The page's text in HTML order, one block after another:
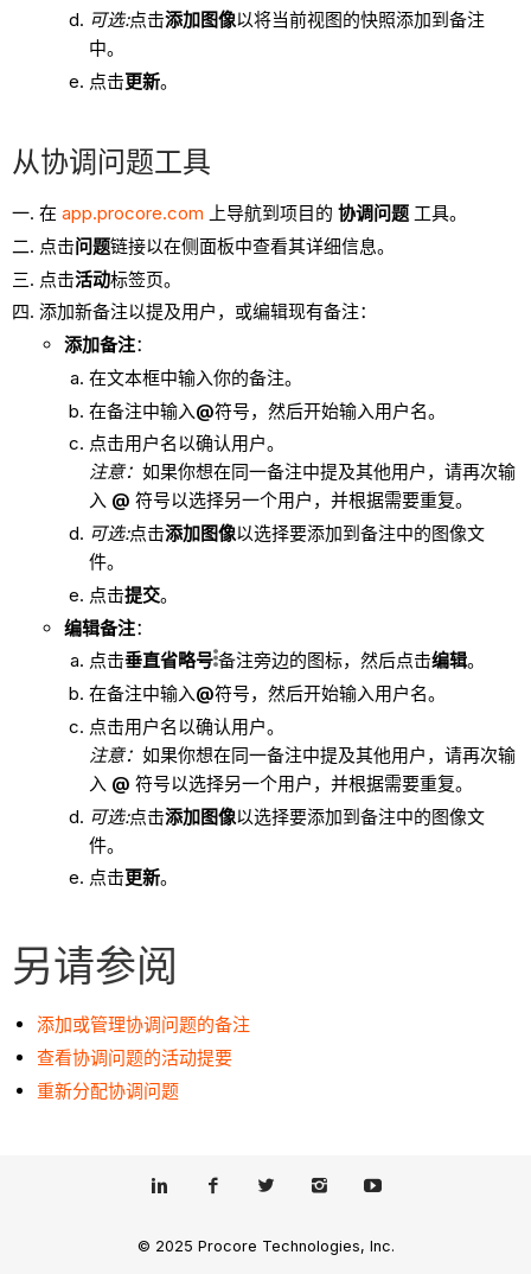
可选:点击添加图像以将当前视图的快照添加到备注
中。
点击更新。
从协调问题工具
在 app.procore.com 上导航到项目的 协调问题工具。
点击问题链接以在侧面板中查看其详细信息。
点击活动标签页。
添加新备注以提及用户，或编辑现有备注：
添加备注：
在文本框中输入你的备注。
在备注中输入@符号，然后开始输入用户名。
点击用户名以确认用户。
注意： 如果你想在同一备注中提及其他用户，请再次输
入 @ 符号以选择另一个用户，并根据需要重复。
可选:点击添加图像以选择要添加到备注中的图像文
件。
点击提交。
编辑备注：
点击垂直省略号 备注旁边的图标，然后点击编辑。
在备注中输入@符号，然后开始输入用户名。
点击用户名以确认用户。
注意： 如果你想在同一备注中提及其他用户，请再次输
入 @ 符号以选择另一个用户，并根据需要重复。
可选:点击添加图像以选择要添加到备注中的图像文
件。
点击更新。
另请参阅
添加或管理协调问题的备注
查看协调问题的活动提要
重新分配协调问题
© 2025 Procore Technologies, Inc.